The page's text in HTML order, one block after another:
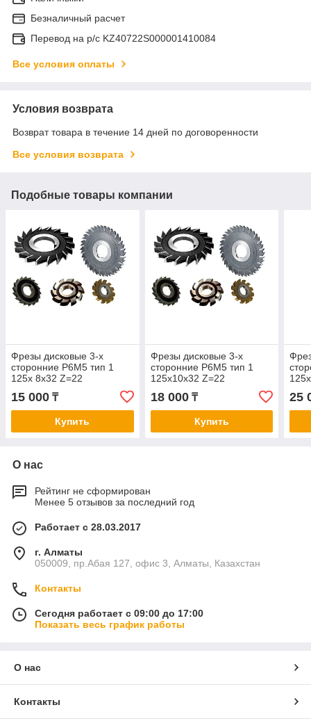
Безналичный расчет
Перевод на р/с KZ40722S000001410084
Все условия оплаты
Условия возврата
Возврат товара в течение 14 дней по договоренности
Все условия возврата
Подобные товары компании
Фрезы дисковые 3-х
сторонние Р6М5 тип 1
125х 8х32 Z=22
15 000 ₸
Купить
Фрезы дисковые 3-х
сторонние Р6М5 тип 1
125х10х32 Z=22
18 000₸
Купить
25
О нас
Рейтинг не сформирован
Менее 5 отзывов за последний год
Работает с 28.03.2017
г. Алматы
050009, пр.Абая 127, офис 3, Алматы, Казахстан
Контакты
Сегодня работает с 09:00 до 17:00
Показать весь график работы
О нас
Контакты